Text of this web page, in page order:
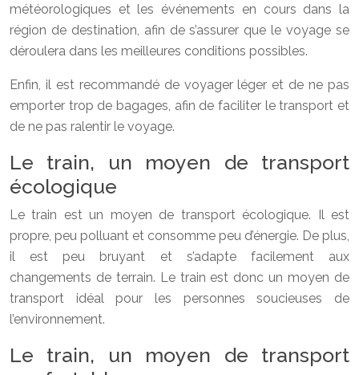
météorologiques et les événements en cours dans la
région de destination, afin de s’assurer que le voyage se
déroulera dans les meilleures conditions possibles.
Enfin, il est recommandé de voyager léger et de ne pas
emporter trop de bagages, afin de faciliter le transport et
de ne pas ralentir le voyage.
Le train, un moyen de transport
écologique
Le train est un moyen de transport écologique. Il est
propre, peu polluant et consomme peu d’énergie. De plus,
il est peu bruyant et s’adapte facilement aux
changements de terrain. Le train est donc un moyen de
transport idéal pour les personnes soucieuses de
l’environnement.
Le train, un moyen de transport